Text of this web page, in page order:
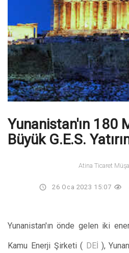
Yunanistan'ın 180
Büyük G.E.S.
Atina Ticaret
26 Oca 2023 15:07
Yunanistan'ın önde gelen iki
Kamu Enerji Şirketi ( DEİ ),